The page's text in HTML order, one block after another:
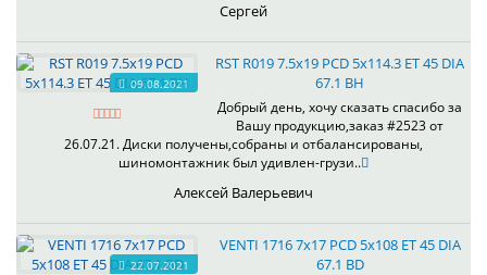
Сергей
09.08.2021
RST R019 7.5x19 PCD 5x114.3 ET 45 DIA
67.1 BH
Добрый день, хочу сказать спасибо за
Вашу продукцию,заказ #2523 от
26.07.21. Диски получены,собраны и отбалансированы,
шиномонтажник был удивлен-грузи..
Алексей Валерьевич
22.07.2021
VENTI 1716 7x17 PCD 5x108 ET 45 DIA
67.1 BD